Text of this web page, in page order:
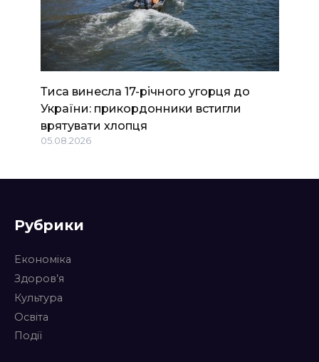
Тиса винесла 17-річного угорця до
України: прикордонники встигли
врятувати хлопця
05.08.2026
Рубрики
Економіка
Здоров’я
Культура
Освіта
Події